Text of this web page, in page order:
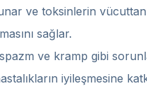
ve toksinlerin vücuttan
sağlar.
ve kramp gibi
iyileşmesine